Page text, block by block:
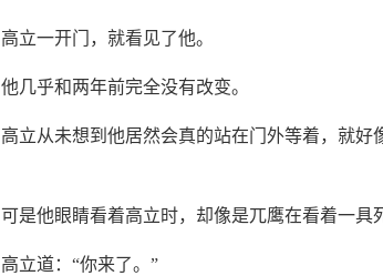
高立一开门，就看见了他。
他几乎和两年前完全没有改变。
高立从未想到他居然会真的站在门外等着，就
可是他眼睛看着高立时，却像是兀鹰在看着一具
高立道：“你来了。”